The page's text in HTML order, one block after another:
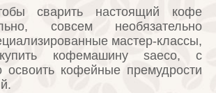
сварить настоящий кофе
совсем необязательно
мастер-классы,
купить кофемашину saeco, с
освоить кофейные премудрости